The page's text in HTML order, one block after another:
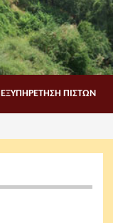
ΕΞΥΠΗΡΕΤΗΣΗ ΠΙΣΤΩΝ